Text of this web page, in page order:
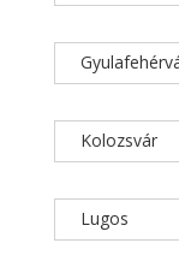
Kolozsvár
Lugos